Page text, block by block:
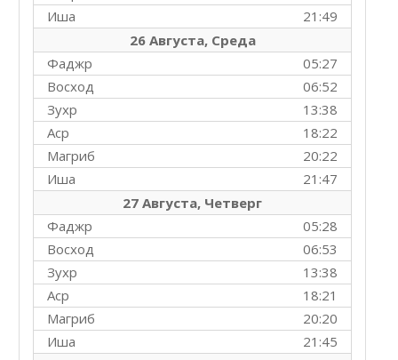
21:49
Иша
26 Августа, Среда
05:27
Фаджр
06:52
Восход
13:38
Зухр
18:22
Аср
20:22
Магриб
21:47
Иша
27 Августа, Четверг
05:28
Фаджр
06:53
Восход
13:38
Зухр
18:21
Аср
20:20
Магриб
21:45
Иша